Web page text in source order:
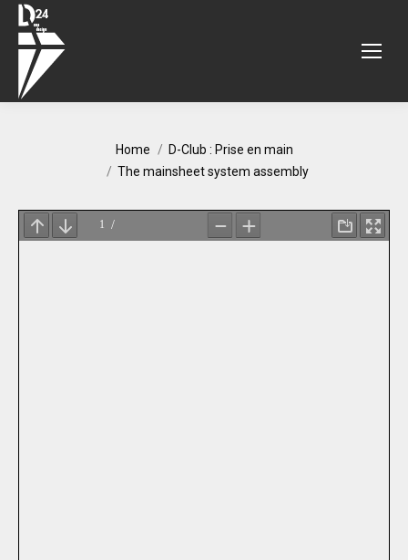
Home
D-Club : Prise en main
The mainsheet system assembly